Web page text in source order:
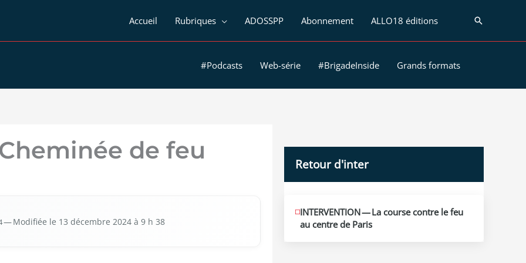
Accueil Rubriques ADOSSPP Abonnement ALLO18 éditions
#Podcasts Web-série #BrigadeInside Grands formats
de feu
— Modi­fiée le 13 décembre 2024 à 9 h 38
Retour d'inter
JUIN
12
2026
INTERVENTION — La course contre le feu
au centre de Paris